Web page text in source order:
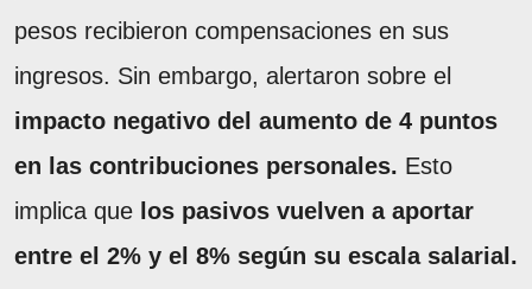
pesos recibieron compensaciones en sus
ingresos. Sin embargo, alertaron sobre el
impacto negativo del aumento de 4 puntos
en las contribuciones personales. Esto
implica que los pasivos vuelven a aportar
entre el 2% y el 8% según su escala salarial.